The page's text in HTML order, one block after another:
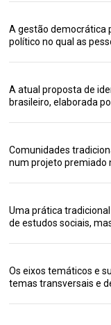
A gestão democrática
político no qual as
A atual proposta de
brasileiro, elaborada
Comunidades
num projeto premiado
Uma prática
de estudos sociais,
Os eixos temáticos e
temas transversais e